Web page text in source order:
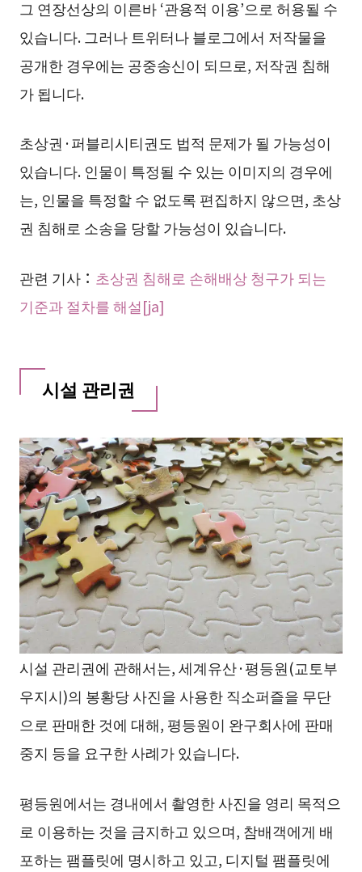
그 연장선상의 이른바 ‘관용적 이용’으로 허용될 수
있습니다. 그러나 트위터나 블로그에서 저작물을
공개한 경우에는 공중송신이 되므로, 저작권 침해
가 됩니다.
초상권·퍼블리시티권도 법적 문제가 될 가능성이
있습니다. 인물이 특정될 수 있는 이미지의 경우에
는, 인물을 특정할 수 없도록 편집하지 않으면, 초상
권 침해로 소송을 당할 가능성이 있습니다.
관련 기사： 초상권 침해로 손해배상 청구가 되는
기준과 절차를 해설[ja]
시설 관리권
시설 관리권에 관해서는, 세계유산·평등원(교토부
우지시)의 봉황당 사진을 사용한 직소퍼즐을 무단
으로 판매한 것에 대해, 평등원이 완구회사에 판매
중지 등을 요구한 사례가 있습니다.
평등원에서는 경내에서 촬영한 사진을 영리 목적으
로 이용하는 것을 금지하고 있으며, 참배객에게 배
포하는 팸플릿에 명시하고 있고, 디지털 팸플릿에